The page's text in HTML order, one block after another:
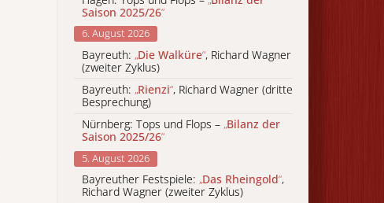
Saison 2025/26“
6. August 2026
Bayreuth: „Die Walküre“, Richard Wagner
(zweiter Zyklus)
Bayreuth: „Rienzi“, Richard Wagner (dritte
Besprechung)
Nürnberg: Tops und Flops – „Bilanz der
Saison 2025/26“
5. August 2026
Bayreuther Festspiele: „Das Rheingold“,
Richard Wagner (zweiter Zyklus)